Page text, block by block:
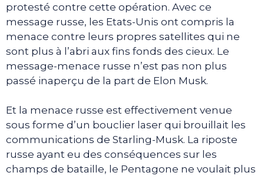
protesté contre cette opération. Avec ce
message russe, les Etats-Unis ont compris la
menace contre leurs propres satellites qui ne
sont plus à l’abri aux fins fonds des cieux. Le
message-menace russe n’est pas non plus
passé inaperçu de la part de Elon Musk.
Et la menace russe est effectivement venue
sous forme d’un bouclier laser qui brouillait les
communications de Starling-Musk. La riposte
russe ayant eu des conséquences sur les
champs de bataille, le Pentagone ne voulait plus